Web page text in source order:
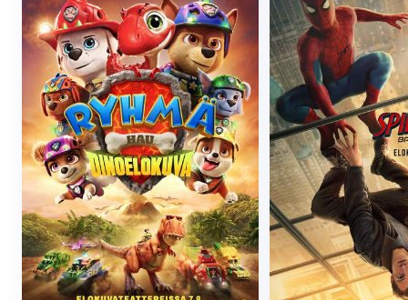
armeijan taistelussa, jossa pelissä on koko Keski-
Maan tulevaisuus.